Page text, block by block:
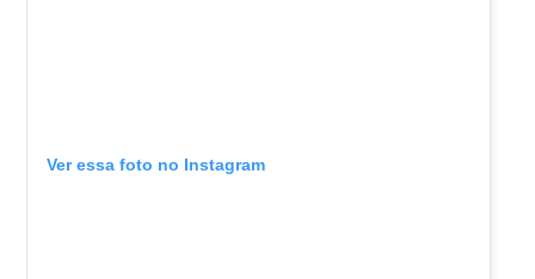
Ver essa foto no Instagram